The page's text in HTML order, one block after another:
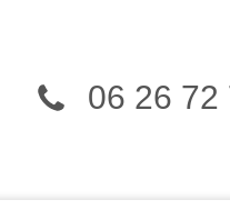
06 26 72